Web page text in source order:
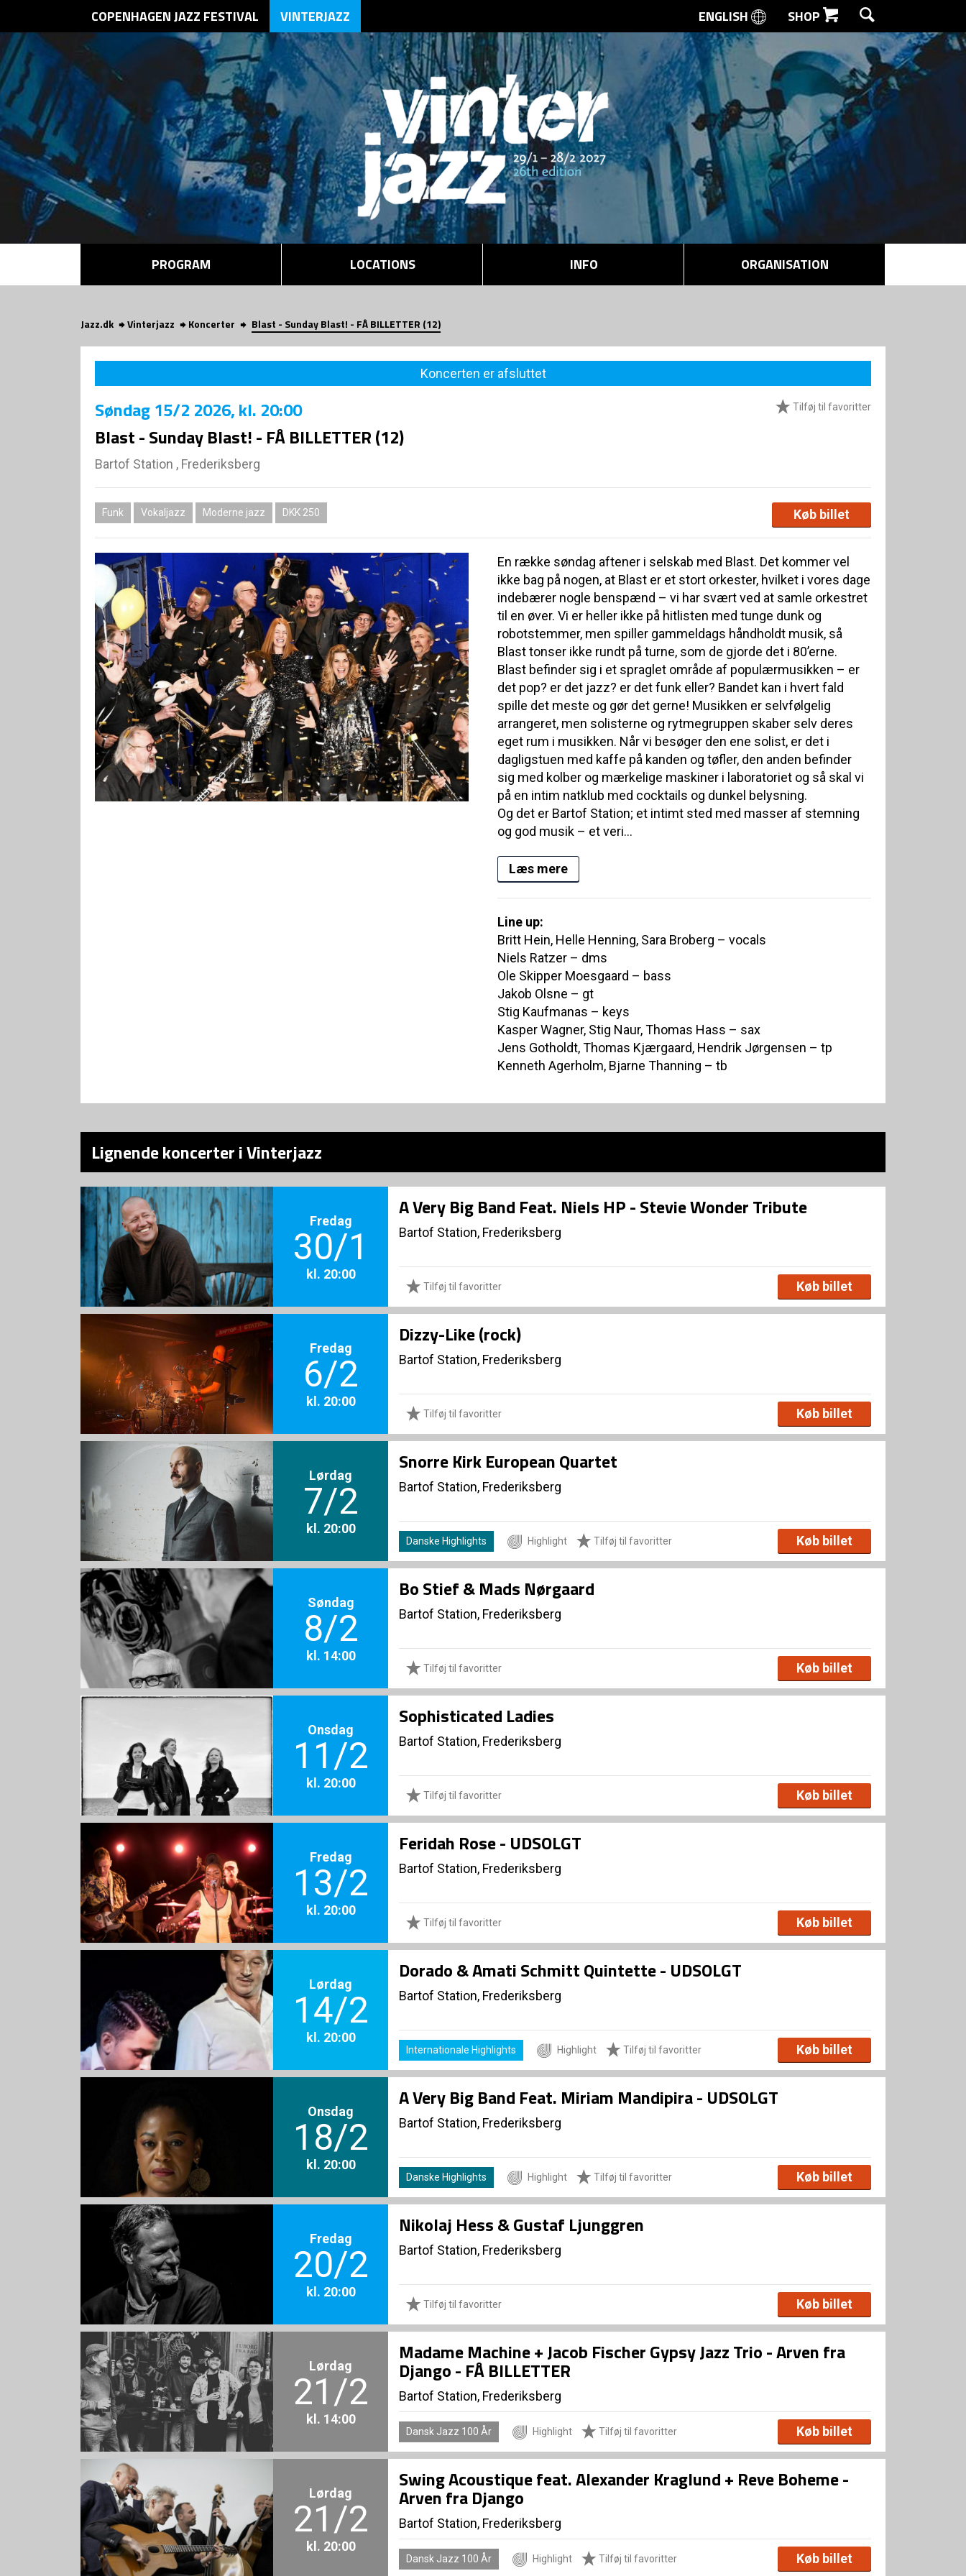
SØG
COPENHAGEN JAZZ FESTIVAL VINTERJAZZ ENGLISH SHOP
PROGRAM LOCATIONS INFO ORGANISATION
Jazz.dk Vinterjazz Koncerter Blast - Sunday Blast! - FÅ BILLETTER (12)
Koncerten er afsluttet
Tilføj til favoritter
Søndag15/2 2026, kl. 20:00
Blast - Sunday Blast! - FÅ BILLETTER (12)
Bartof Station , Frederiksberg
Funk Vokaljazz Moderne jazz DKK 250 Køb billet
En række søndag aftener i selskab med Blast. Det kommer vel
ikke bag på nogen, at Blast er et stort orkester, hvilket i vores dage
indebærer nogle benspænd – vi har svært ved at samle orkestret
til en øver. Vi er heller ikke på hitlisten med tunge dunk og
robotstemmer, men spiller gammeldags håndholdt musik, så
Blast tonser ikke rundt på turne, som de gjorde det i 80’erne.
Blast befinder sig i et spraglet område af populærmusikken – er
det pop? er det jazz? er det funk eller? Bandet kan i hvert fald
spille det meste og gør det gerne! Musikken er selvfølgelig
arrangeret, men solisterne og rytmegruppen skaber selv deres
eget rum i musikken. Når vi besøger den ene solist, er det i
dagligstuen med kaffe på kanden og tøfler, den anden befinder
sig med kolber og mærkelige maskiner i laboratoriet og så skal vi
på en intim natklub med cocktails og dunkel belysning.
Og det er Bartof Station; et intimt sted med masser af stemning
og god musik – et veri...
Læs mere
Line up:
Britt Hein, Helle Henning, Sara Broberg – vocals
Niels Ratzer – dms
Ole Skipper Moesgaard – bass
Jakob Olsne – gt
Stig Kaufmanas – keys
Kasper Wagner, Stig Naur, Thomas Hass – sax
Jens Gotholdt, Thomas Kjærgaard, Hendrik Jørgensen – tp
Kenneth Agerholm, Bjarne Thanning – tb
Lignende koncerter i Vinterjazz
Fredag
30/1
kl. 20:00
A Very Big Band Feat. Niels HP - Stevie Wonder Tribute
Bartof Station, Frederiksberg
Tilføj til favoritter Køb billet
Fredag
6/2
kl. 20:00
Dizzy-Like (rock)
Bartof Station, Frederiksberg
Tilføj til favoritter Køb billet
Lørdag
7/2
kl. 20:00
Snorre Kirk European Quartet
Bartof Station, Frederiksberg
Danske Highlights Highlight Tilføj til favoritter Køb billet
Søndag
8/2
kl. 14:00
Bo Stief & Mads Nørgaard
Bartof Station, Frederiksberg
Tilføj til favoritter Køb billet
Onsdag
11/2
kl. 20:00
Sophisticated Ladies
Bartof Station, Frederiksberg
Tilføj til favoritter Køb billet
Fredag
13/2
kl. 20:00
Feridah Rose - UDSOLGT
Bartof Station, Frederiksberg
Tilføj til favoritter Køb billet
Lørdag
14/2
kl. 20:00
Dorado & Amati Schmitt Quintette - UDSOLGT
Bartof Station, Frederiksberg
Internationale Highlights Highlight Tilføj til favoritter Køb billet
Onsdag
18/2
kl. 20:00
A Very Big Band Feat. Miriam Mandipira - UDSOLGT
Bartof Station, Frederiksberg
Danske Highlights Highlight Tilføj til favoritter Køb billet
Fredag
20/2
kl. 20:00
Nikolaj Hess & Gustaf Ljunggren
Bartof Station, Frederiksberg
Tilføj til favoritter Køb billet
Lørdag
21/2
kl. 14:00
Madame Machine + Jacob Fischer Gypsy Jazz Trio - Arven fra
Django - FÅ BILLETTER
Bartof Station, Frederiksberg
Dansk Jazz 100 År Highlight Tilføj til favoritter Køb billet
Lørdag
21/2
kl. 20:00
Swing Acoustique feat. Alexander Kraglund + Reve Boheme -
Arven fra Django
Bartof Station, Frederiksberg
Dansk Jazz 100 År Highlight Tilføj til favoritter Køb billet